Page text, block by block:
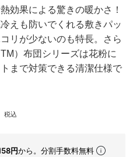
効果による驚きの暖かさ！
えも防いでくれる敷きパッ
リが少ないのも特長。さら
）布団シリーズは花粉に
まで対策できる清潔仕様で
税込
円から。分割手数料無料